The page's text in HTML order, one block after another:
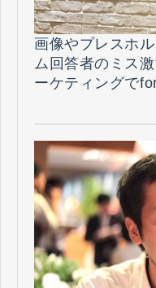
画像やプレスホ
ム回答者のミス
ーケティングで